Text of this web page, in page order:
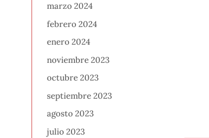
marzo 2024
febrero 2024
enero 2024
noviembre 2023
octubre 2023
septiembre 2023
agosto 2023
julio 2023